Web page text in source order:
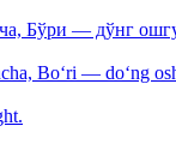
Бўри — дўнг
Bo‘ri — do‘ng